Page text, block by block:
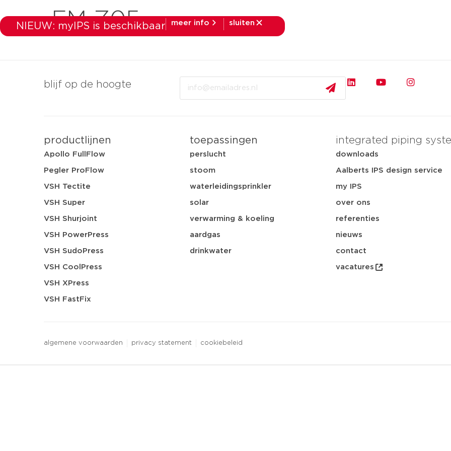
NIEUW: myIPS is beschikbaar meer info
sluiten
FM Z05
blijf op de hoogte
productlijnen
Apollo FullFlow
Pegler ProFlow
VSH Tectite
VSH Super
VSH Shurjoint
VSH PowerPress
VSH SudoPress
VSH CoolPress
VSH XPress
VSH FastFix
toepassingen
perslucht
stoom
waterleidingsprinkler
solar
verwarming & koeling
aardgas
drinkwater
integrated piping
downloads
Aalberts IPS design service
my IPS
over ons
referenties
nieuws
contact
vacatures
algemene voorwaarden privacy statement cookiebeleid